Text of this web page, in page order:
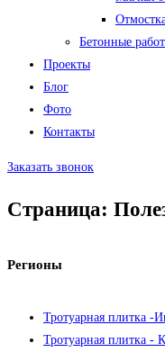
Бетонные
Проекты
Блог
Фото
Контакты
Заказать звонок
Страница:
Регионы
Тротуарная плитка -
Тротуарная плитка -